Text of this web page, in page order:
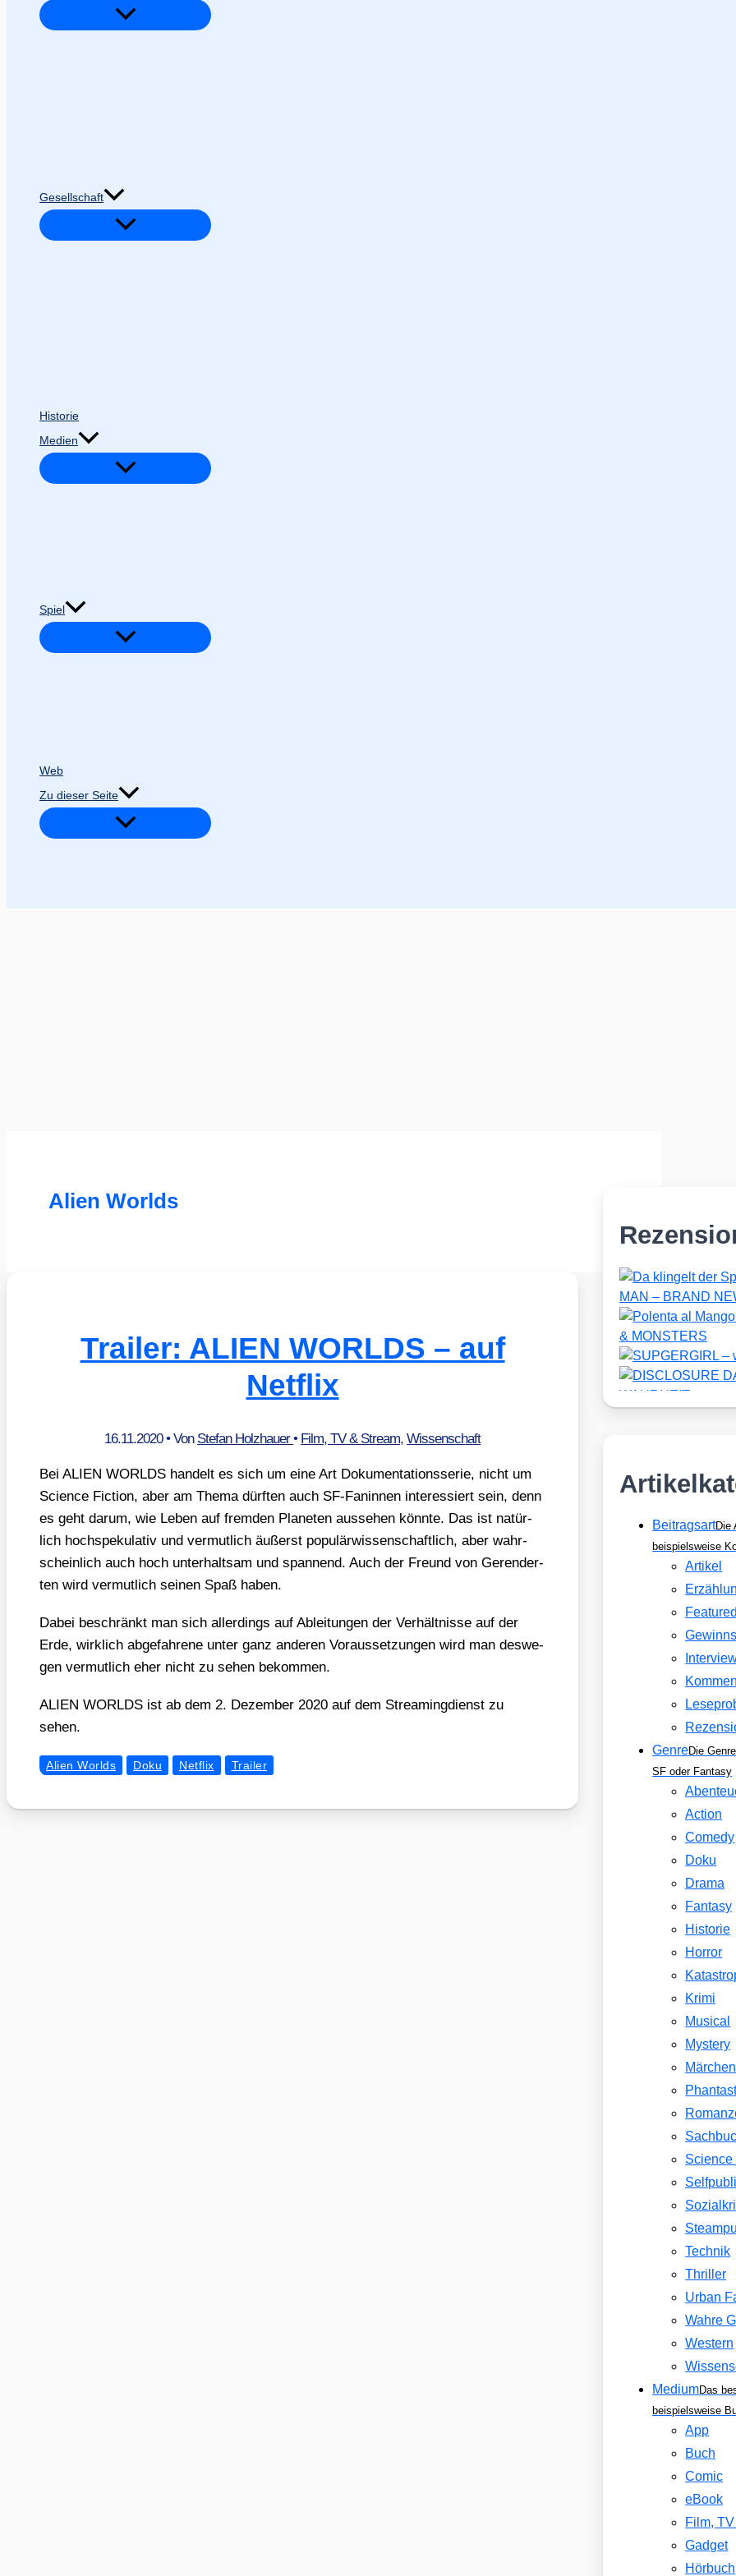
Gesellschaft
Historie
Medien
Spiel
Web
Zu dieser Seite
Alien Worlds
Trailer: ALIEN WORLDS – auf
Netflix
16.11.2020• Von Stefan Holzhauer• Film, TV & Stream,Wissenschaft
Bei ALIEN WORLDS han­delt es sich um eine Art Doku­men­ta­ti­ons­se­rie, nicht um
Sci­ence Fic­tion, aber am The­ma dürf­ten auch SF-Fan­in­nen inter­es­siert sein, denn
es geht dar­um, wie Leben auf frem­den Pla­ne­ten aus­se­hen könn­te. Das ist natür­
lich hoch­spe­ku­la­tiv und ver­mut­lich äußerst popu­lär­wis­sen­schaft­lich, aber wahr­
schein­lich auch hoch unter­halt­sam und span­nend. Auch der Freund von Ger­en­der­
ten wird ver­mut­lich sei­nen Spaß haben.
Dabei beschränkt man sich aller­dings auf Ablei­tun­gen der Ver­hält­nis­se auf der
Erde, wirk­lich abge­fah­re­ne unter ganz ande­ren Vor­aus­set­zun­gen wird man des­we­
gen ver­mut­lich eher nicht zu sehen bekom­men.
ALIEN WORLDS ist ab dem 2. Dezem­ber 2020 auf dem Strea­ming­dienst zu
sehen.
Alien Worlds Doku Netflix Trailer
BeitragsartDie
beispielsweise
Artikel
GenreDie
SF oder Fantasy
Action
Comedy
Doku
Drama
Fantasy
Historie
Horror
Krimi
Musical
Mystery
Märchen
Science
Technik
Thriller
Urban
Wahre
Western
MediumDas
beispielsweise
App
Buch
Comic
eBook
Film,
Gadget
Hörbuch